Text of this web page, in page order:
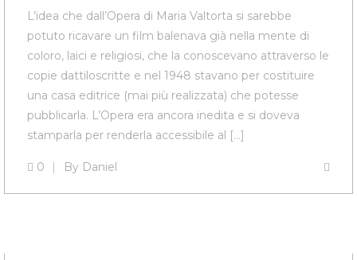
L’idea che dall’Opera di Maria Valtorta si sarebbe
potuto ricavare un film balenava già nella mente di
coloro, laici e religiosi, che la conoscevano attraverso le
copie dattiloscritte e nel 1948 stavano per costituire
una casa editrice (mai più realizzata) che potesse
pubblicarla. L’Opera era ancora inedita e si doveva
stamparla per renderla accessibile al […]
0 By Daniel